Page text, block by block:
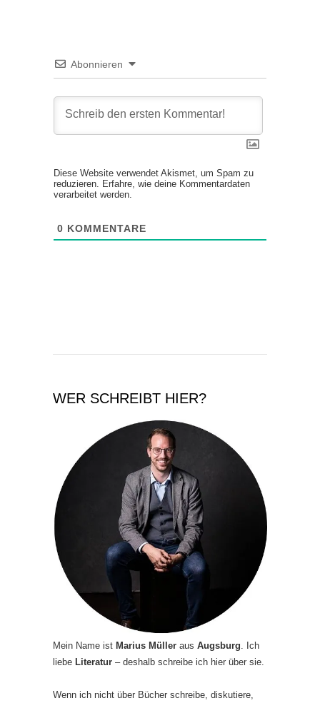
Abonnieren
Diese Website verwendet Akismet, um Spam zu
reduzieren.
Erfahre, wie deine Kommentardaten
verarbeitet werden.
0 KOMMENTARE
WER SCHREIBT HIER?
Mein Name ist Marius Müller aus Augsburg . Ich
liebe Literatur – deshalb schreibe ich hier über sie.
Wenn ich nicht über Bücher schreibe, diskutiere,